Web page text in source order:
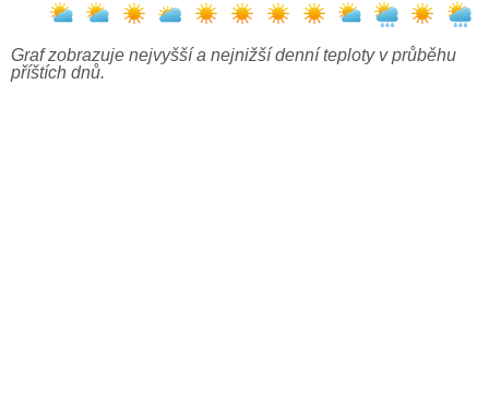
Graf zobrazuje nejvyšší a nejnižší denní teploty v průběhu
příštích dnů.